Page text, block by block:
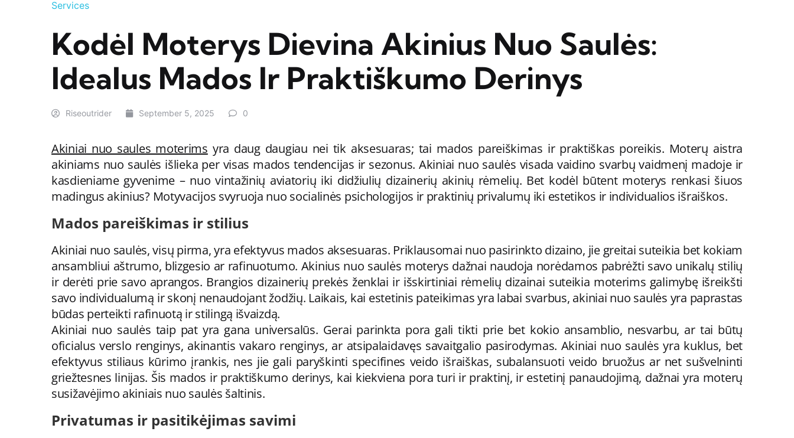
Services
Kodėl Moterys Dievina Akinius Nuo Saulės:
Idealus Mados Ir Praktiškumo Derinys
Riseoutrider September 5, 2025 0
Akiniai nuo saules moterims yra daug daugiau nei tik aksesuaras; tai mados pareiškimas ir praktiškas poreikis. Moterų aistra
akiniams nuo saulės išlieka per visas mados tendencijas ir sezonus. Akiniai nuo saulės visada vaidino svarbų vaidmenį madoje ir
kasdieniame gyvenime – nuo ​​vintažinių aviatorių iki didžiulių dizainerių akinių rėmelių. Bet kodėl būtent moterys renkasi šiuos
madingus akinius? Motyvacijos svyruoja nuo socialinės psichologijos ir praktinių privalumų iki estetikos ir individualios išraiškos.
Mados pareiškimas ir stilius
Akiniai nuo saulės, visų pirma, yra efektyvus mados aksesuaras. Priklausomai nuo pasirinkto dizaino, jie greitai suteikia bet kokiam
ansambliui aštrumo, blizgesio ar rafinuotumo. Akinius nuo saulės moterys dažnai naudoja norėdamos pabrėžti savo unikalų stilių
ir derėti prie savo aprangos. Brangios dizainerių prekės ženklai ir išskirtiniai rėmelių dizainai suteikia moterims galimybę išreikšti
savo individualumą ir skonį nenaudojant žodžių. Laikais, kai estetinis pateikimas yra labai svarbus, akiniai nuo saulės yra paprastas
būdas perteikti rafinuotą ir stilingą išvaizdą.
Akiniai nuo saulės taip pat yra gana universalūs. Gerai parinkta pora gali tikti prie bet kokio ansamblio, nesvarbu, ar tai būtų
oficialus verslo renginys, akinantis vakaro renginys, ar atsipalaidavęs savaitgalio pasirodymas. Akiniai nuo saulės yra kuklus, bet
efektyvus stiliaus kūrimo įrankis, nes jie gali paryškinti specifines veido išraiškas, subalansuoti veido bruožus ar net sušvelninti
griežtesnes linijas. Šis mados ir praktiškumo derinys, kai kiekviena pora turi ir praktinį, ir estetinį panaudojimą, dažnai yra moterų
susižavėjimo akiniais nuo saulės šaltinis.
Privatumas ir pasitikėjimas savimi